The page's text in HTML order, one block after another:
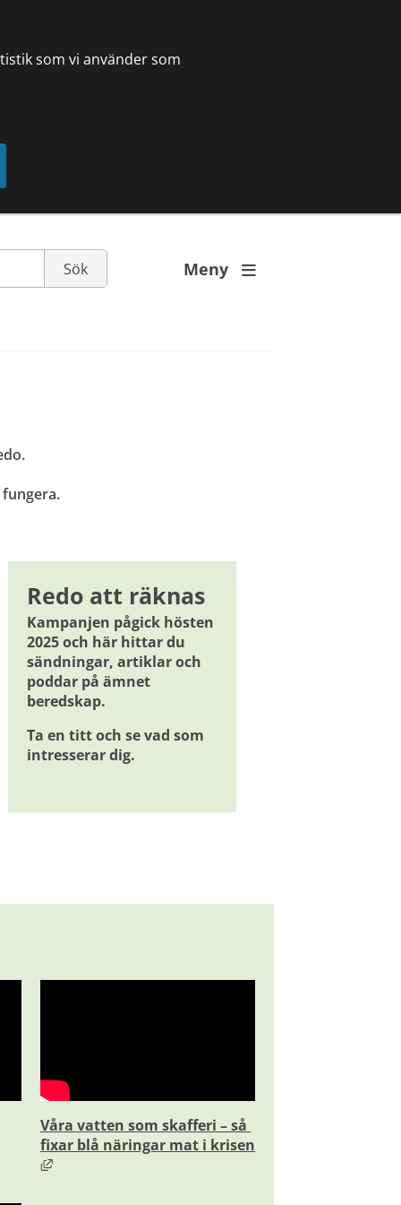
som vi använder som
Meny 
Redo att räknas
Kampanjen pågick hösten
2025 och här hittar du
sändningar, artiklar och
poddar på ämnet
beredskap.
Ta en titt och se vad som
intresserar dig.
webbplats, öppnas i nytt fönster.
Våra vatten som skafferi – så
fixar blå näringar mat i krisen
Länk till annan webbplats, öppnas i nytt fönster.